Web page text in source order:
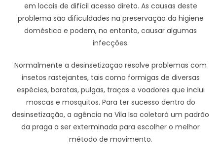
em locais de difícil acesso direto. As causas deste
problema são dificuldades na preservação da higiene
doméstica e podem, no entanto, causar algumas
infecções.
Normalmente a desinsetizaçao resolve problemas com
insetos rastejantes, tais como formigas de diversas
espécies, baratas, pulgas, traças e voadores que inclui
moscas e mosquitos. Para ter sucesso dentro do
desinsetização, a agência na Vila Isa coletará um padrão
da praga a ser exterminada para escolher o melhor
método de movimento.